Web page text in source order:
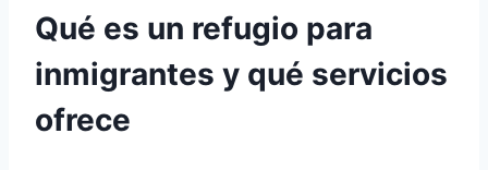
Qué es un refugio para
inmigrantes y qué servicios
ofrece